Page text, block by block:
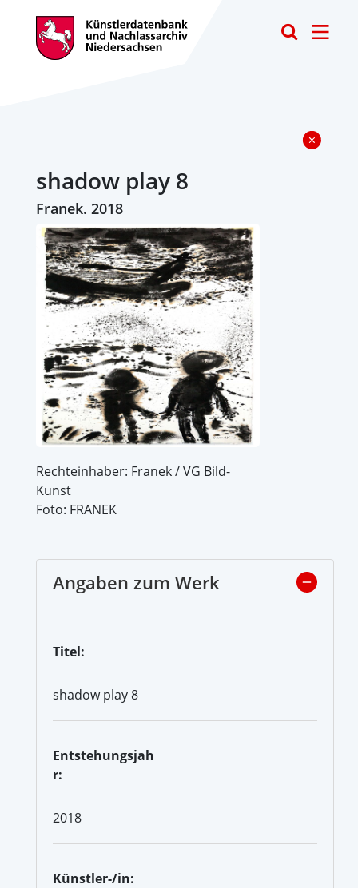
shadow play 8
Franek. 2018
Rechteinhaber: Franek / VG Bild-
Kunst
Foto: FRANEK
Angaben zum Werk
Titel:
shadow play 8
Entstehungsjah
r:
2018
Künstler-/in: